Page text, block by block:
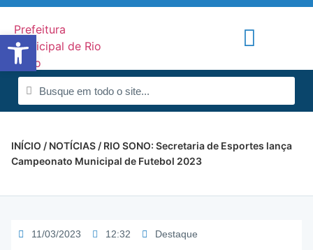
INÍCIO / NOTÍCIAS / RIO SONO: Secretaria de Esportes lança
Campeonato Municipal de Futebol 2023
11/03/2023 12:32 Destaque
Abrir a barra de ferramentas